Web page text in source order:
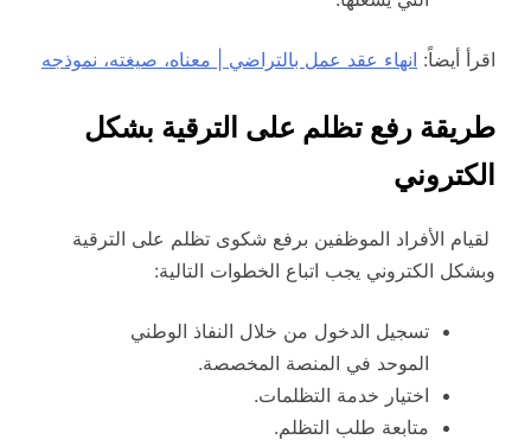
اقرأ أيضاً: انهاء عقد عمل بالتراضي | معناه، صيغته، نموذجه
طريقة رفع تظلم على الترقية بشكل
الكتروني
لقيام الأفراد الموظفين برفع شكوى تظلم على الترقية
وبشكل الكتروني يجب اتباع الخطوات التالية:
تسجيل الدخول من خلال النفاذ الوطني
الموحد في المنصة المخصصة.
اختيار خدمة التظلمات.
متابعة طلب التظلم.